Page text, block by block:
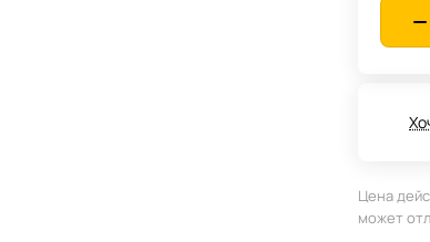
Цена
может